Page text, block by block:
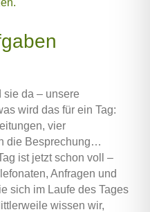
sie da – unsere
wird das für ein Tag:
vier
die Besprechung…
ist jetzt schon voll –
Anfragen und
sich im Laufe des Tages
wissen wir,